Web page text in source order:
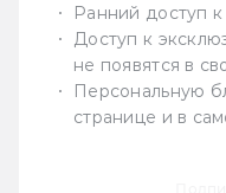
Ранний доступ
Доступ к
не появятся в
Персональную
странице и в